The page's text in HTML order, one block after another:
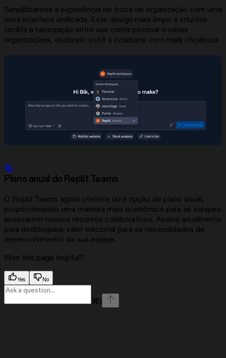
Simplificamos a experiência de troca de organização com uma
nova interface unificada. Este design mais limpo e intuitivo
facilita a navegação entre sua conta pessoal e várias
organizações, ajudando você a colaborar com mais eficiência.
Plano anual do Replit Teams
O Replit Teams agora oferece uma opção de plano anual,
proporcionando uma maneira mais econômica para as equipes
acessarem nossos recursos colaborativos. Assine anualmente
para desbloquear valor adicional para as necessidades de
desenvolvimento da sua equipe.
Was this page helpful?
Yes No
⌘ I